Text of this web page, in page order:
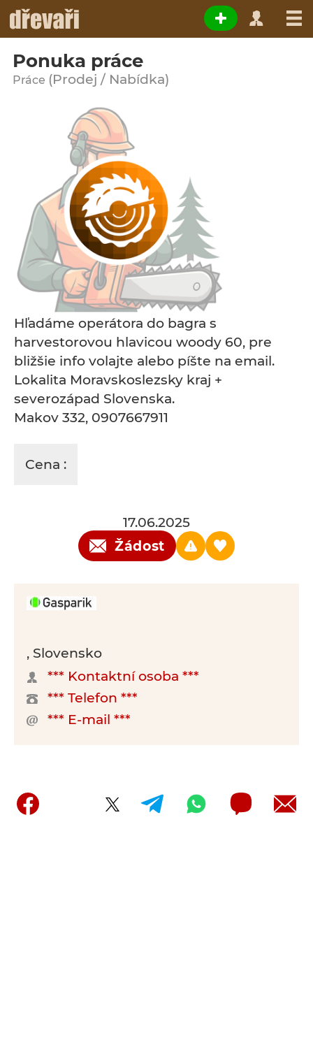
Ponuka práce
Práce (Prodej / Nabídka)
Hľadáme operátora do bagra s
harvestorovou hlavicou woody 60, pre
bližšie info volajte alebo píšte na email.
Lokalita Moravskoslezsky kraj +
severozápad Slovenska.
Makov 332, 0907667911
Cena :
17.06.2025
Žádost
, Slovensko
*** Kontaktní osoba ***
*** Telefon ***
*** E-mail ***